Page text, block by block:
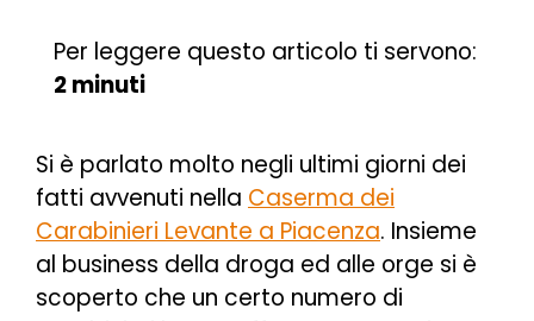
Per leggere questo articolo ti servono:
2 minuti
Si è parlato molto negli ultimi giorni dei
fatti avvenuti nella Caserma dei
Carabinieri Levante a Piacenza. Insieme
al business della droga ed alle orge si è
scoperto che un certo numero di